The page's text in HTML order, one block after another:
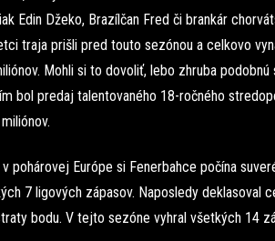
Edin Džeko, Brazílčan Fred či brankár
traja prišli pred touto sezónou a celkovo
Mohli si to dovoliť, lebo zhruba podobnú
bol predaj talentovaného 18-ročného
pohárovej Európe si Fenerbahce počína
7 ligových zápasov. Naposledy deklasoval
bodu. V tejto sezóne vyhral všetkých 14